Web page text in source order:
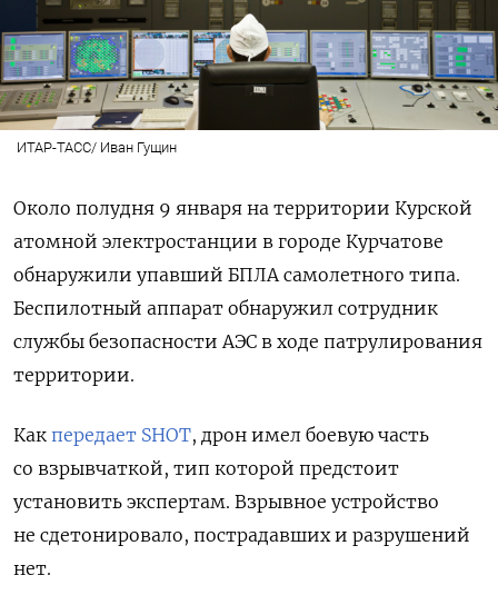
ИТАР-ТАСС/ Иван Гущин
Около полудня 9 января на территории Курской
атомной электростанции в городе Курчатове
обнаружили упавший БПЛА самолетного типа.
Беспилотный аппарат обнаружил сотрудник
службы безопасности АЭС в ходе патрулирования
территории.
Как передает SHOT, дрон имел боевую часть
со взрывчаткой, тип которой предстоит
установить экспертам. Взрывное устройство
не сдетонировало, пострадавших и разрушений
нет.